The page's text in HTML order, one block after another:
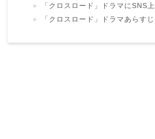
「クロスロード」ドラマにSNS
「クロスロード」ドラマあらすじ